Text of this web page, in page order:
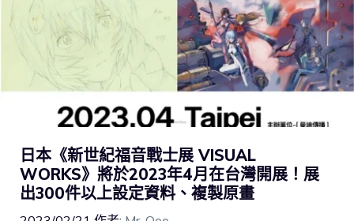
日本《新世紀福音戰士展 VISUAL
WORKS》將於2023年4月在台灣開展！展
出300件以上設定資料、複製原畫